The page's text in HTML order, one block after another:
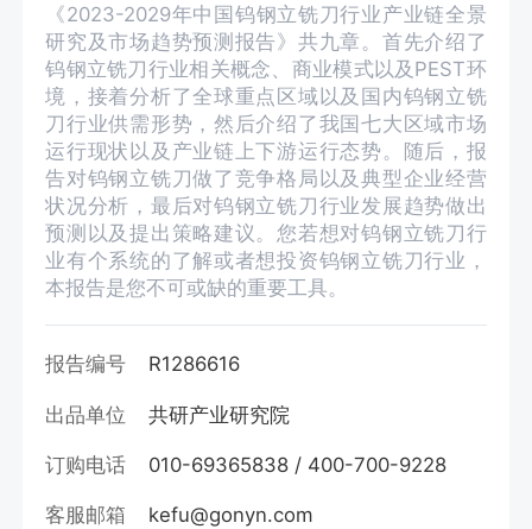
《2023-2029年中国钨钢立铣刀行业产业链全景
研究及市场趋势预测报告》共九章。首先介绍了
钨钢立铣刀行业相关概念、商业模式以及PEST环
境，接着分析了全球重点区域以及国内钨钢立铣
刀行业供需形势，然后介绍了我国七大区域市场
运行现状以及产业链上下游运行态势。随后，报
告对钨钢立铣刀做了竞争格局以及典型企业经营
状况分析，最后对钨钢立铣刀行业发展趋势做出
预测以及提出策略建议。您若想对钨钢立铣刀行
业有个系统的了解或者想投资钨钢立铣刀行业，
本报告是您不可或缺的重要工具。
报告编号 R1286616
出品单位 共研产业研究院
订购电话 010-69365838 / 400-700-9228
客服邮箱 kefu@gonyn.com